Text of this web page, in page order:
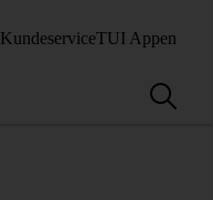
KundeserviceTUI Appen